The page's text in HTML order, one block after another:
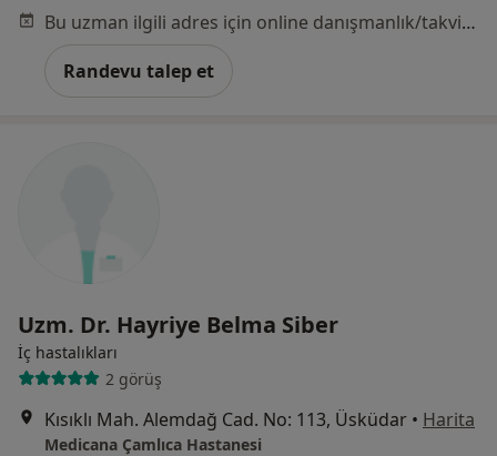
Bu uzman ilgili adres için online danışmanlık/takvim sunmuyor.
Randevu talep et
Uzm. Dr. Hayriye Belma Siber
İç hastalıkları
2 görüş
Kısıklı Mah. Alemdağ Cad. No: 113, Üsküdar • Harita
Medicana Çamlıca Hastanesi